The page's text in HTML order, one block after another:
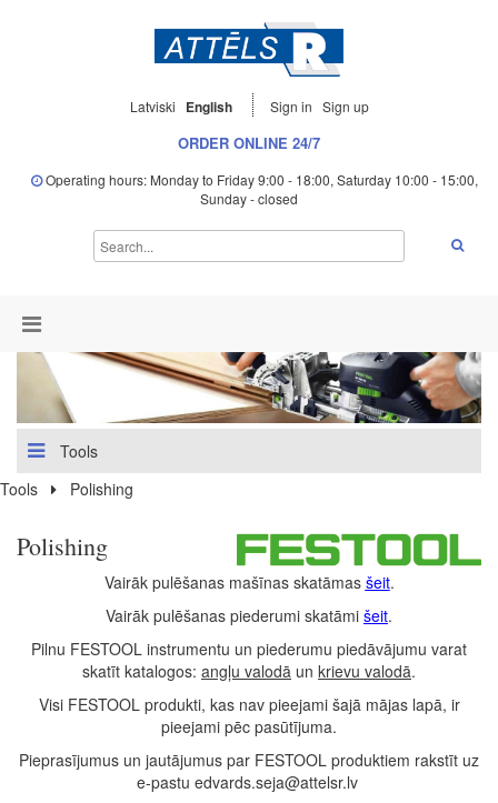
Latviski English Sign in Sign up
ORDER ONLINE 24/7
Operating hours: Monday to Friday 9:00 - 18:00, Saturday 10:00 - 15:00,
Sunday - closed
Tools
Tools
Polishing
Polishing
Vairāk pulēšanas mašīnas skatāmas šeit.
Vairāk pulēšanas piederumi skatāmi šeit.
Pilnu FESTOOL instrumentu un piederumu piedāvājumu varat
skatīt katalogos: angļu valodā un krievu valodā.
Visi FESTOOL produkti, kas nav pieejami šajā mājas lapā, ir
pieejami pēc pasūtījuma.
Pieprasījumus un jautājumus par FESTOOL produktiem rakstīt uz
e-pastu edvards.seja@attelsr.lv